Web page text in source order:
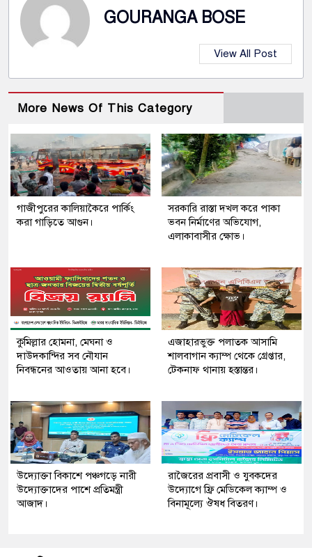
GOURANGA BOSE
View All Post
More News Of This Category
গাজীপুরের কালিয়াকৈরে পার্কিং
করা গাড়িতে আগুন।
সরকারি রাস্তা দখল করে পাকা
ভবন নির্মাণের অভিযোগ,
এলাকাবাসীর ক্ষোভ।
কুমিল্লার হোমনা, মেঘনা ও
দাউদকান্দির সব নৌযান
নিবন্ধনের আওতায় আনা হবে।
এজাহারভুক্ত পলাতক আসামি
শালবাগান ক্যাম্প থেকে গ্রেপ্তার,
টেকনাফ থানায় হস্তান্তর।
উদ্যোক্তা বিকাশে পঞ্চগড়ে নারী
উদ্যোক্তাদের পাশে প্রতিমন্ত্রী
আজাদ।
রাজৈরের‌ প্রবাসী ও যুবকদের
উদ্যোগে ফ্রি মেডিকেল ক্যাম্প ও
বিনামূল্যে ঔষধ বিতরণ।